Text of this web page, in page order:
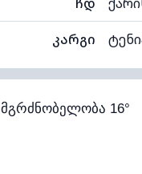
კარგი
45% (კომფორტული)
6°C
მგრძნობელობა 16°